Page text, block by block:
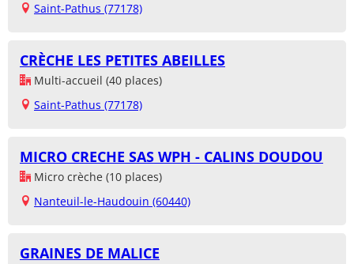
Saint-Pathus (77178)
CRÈCHE LES PETITES ABEILLES
Multi-accueil (40 places)
Saint-Pathus (77178)
MICRO CRECHE SAS WPH - CALINS DOUDOU
Micro crèche (10 places)
Nanteuil-le-Haudouin (60440)
GRAINES DE MALICE